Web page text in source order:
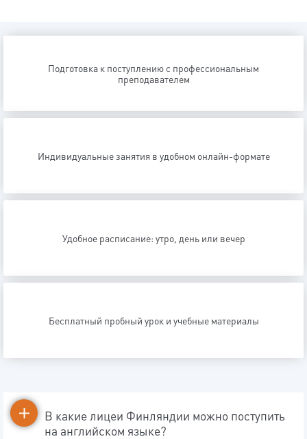
Подготовка к поступлению с профессиональным
преподавателем
Индивидуальные занятия в удобном онлайн-формате
Удобное расписание: утро, день или вечер
Бесплатный пробный урок и учебные материалы
В какие лицеи Финляндии можно поступить
на английском языке?